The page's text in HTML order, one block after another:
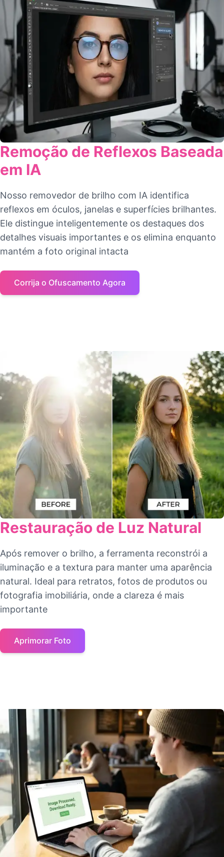
Remoção de Reflexos Baseada
em IA
Nosso removedor de brilho com IA identifica
reflexos em óculos, janelas e superfícies brilhantes.
Ele distingue inteligentemente os destaques dos
detalhes visuais importantes e os elimina enquanto
mantém a foto original intacta
Corrija o Ofuscamento Agora
Restauração de Luz Natural
Após remover o brilho, a ferramenta reconstrói a
iluminação e a textura para manter uma aparência
natural. Ideal para retratos, fotos de produtos ou
fotografia imobiliária, onde a clareza é mais
importante
Aprimorar Foto